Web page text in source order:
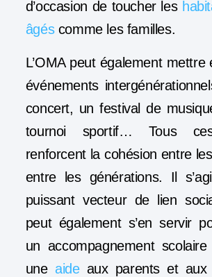
d’occasion de toucher les
âgés comme les familles.
L’OMA peut également mettre
événements
concert, un festival de
tournoi sportif… Tous
renforcent la cohésion entre
entre les générations. Il
puissant vecteur de lien
peut également s’en servir
un accompagnement
une aideaux parents et aux